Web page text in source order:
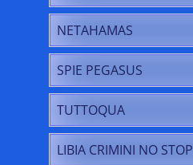
NETAHAMAS
SPIE PEGASUS
TUTTOQUA
LIBIA CRIMINI NO STOP